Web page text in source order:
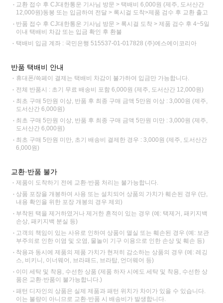
교환 접수 후 CJ대한통운 기사님 방문 > 택배비 6,000원 (제주, 도서산간
12,000원)동봉 또는 입금하여 전달 > 록시걸 도착>제품 검수 후 교환 출고
반품 접수 후 CJ대한통운 기사님 방문 > 록시걸 도착 > 제품 검수 후 4~5일
이내 택배비 차감 또는 입금 확인 후 환불
택배비 입금 계좌 : 국민은행 515537-01-017828 (주)에스에이코리아
반품 택배비 안내
휴대폰/쓱페이 결제는 택배비 차감이 불가하여 입금만 가능합니다.
전체 반품시 : 초기 무료 배송비 포함 6,000원 (제주, 도서산간 12,000원)
최초 구매 5만원 이상, 반품 후 최종 구매 금액 5만원 이상 : 3,000원 (제주,
도서산간 6,000원)
최초 구매 5만원 이상, 반품 후 최종 구매 금액 5만원 미만 : 3,000원 (제주,
도서산간 6,000원)
최초 구매 5만원 미만, 초기 배송비 결제한 경우 : 3,000원 (제주, 도서산간
6,000원)
교환·반품 불가
제품이 도착하기 전에 교환·반품 처리는 불가능합니다.
상품 포장을 개봉하여 사용 또는 설치되어 상품의 가치가 훼손된 경우 (단,
내용 확인을 위한 포장 개봉의 경우 제외)
부착된 택을 제거하였거나 제거한 흔적이 있는 경우 (예: 택제거, 패키지백
손상, 패키지백 분실 등)
고객의 책임이 있는 사유로 인하여 상품이 멸실 또는 훼손된 경우 (예: 보관
부주의로 인한 이염 및 오염, 물놀이 기구 이용으로 인한 손상 및 훼손 등)
착용과 동시에 제품의 제품 가치가 현저히 감소하는 상품의 경우 (예: 레깅
스, 비키니, 이너웨어, 브라패드, 브라탑, 언더웨어 등)
이미 세탁 및 착용, 수선한 상품 (제품 하자 시에도 세탁 및 착용, 수선한 상
품은 교환·반품이 불가능합니다.)
패턴 디자인의 상품은 실제 제품과 패턴 위치가 차이가 있을 수 있습니다.
이는 불량이 아니므로 교환·반품 시 배송비가 발생합니다.